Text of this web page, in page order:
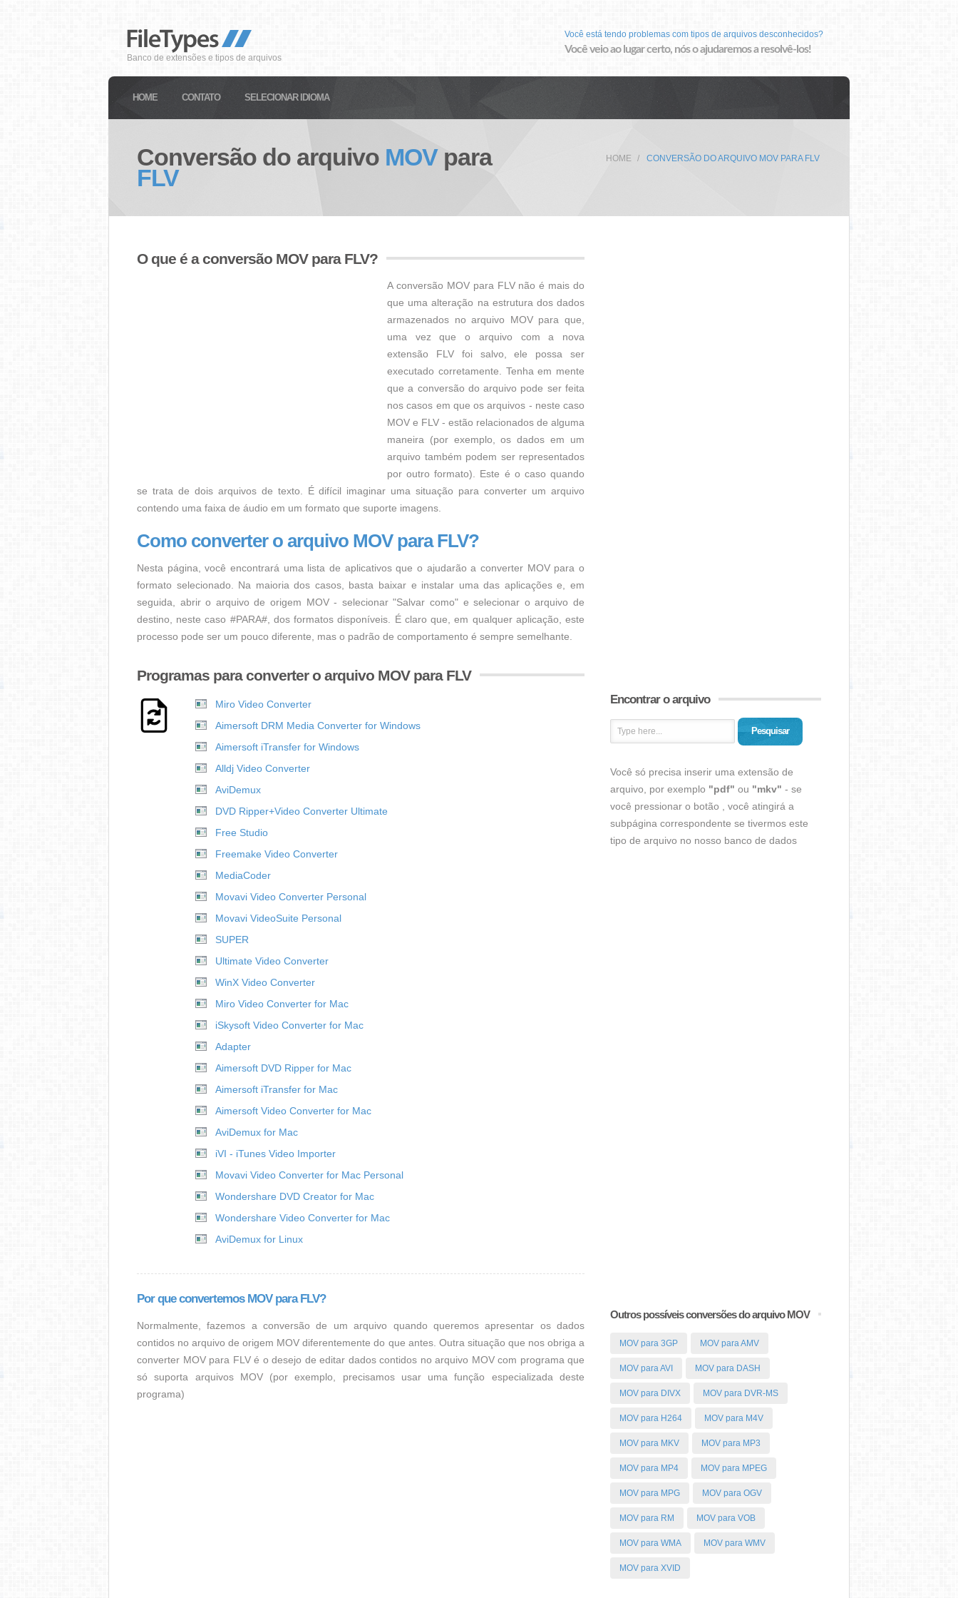
Banco de extensões e tipos de arquivos
Você está tendo problemas com tipos de arquivos desconhecidos?
Você veio ao lugar certo, nós o ajudaremos a resolvê-los!
HOME CONTATO SELECIONAR IDIOMA
Conversão do arquivo MOVpara
FLV
HOME CONVERSÃO DO ARQUIVO MOV PARA FLV
O que é a conversão MOV para FLV?
A conversão MOV para FLV não é mais do
que uma alteração na estrutura dos dados
armazenados no arquivo MOV para que,
uma vez que o arquivo com a nova
extensão FLV foi salvo, ele possa ser
executado corretamente. Tenha em mente
que a conversão do arquivo pode ser feita
nos casos em que os arquivos - neste caso
MOV e FLV - estão relacionados de alguma
maneira (por exemplo, os dados em um
arquivo também podem ser representados
por outro formato). Este é o caso quando
se trata de dois arquivos de texto. É difícil imaginar uma situação para converter um arquivo
contendo uma faixa de áudio em um formato que suporte imagens.
Como converter o arquivo MOV para FLV?
Nesta página, você encontrará uma lista de aplicativos que o ajudarão a converter MOV para o
formato selecionado. Na maioria dos casos, basta baixar e instalar uma das aplicações e, em
seguida, abrir o arquivo de origem MOV - selecionar "Salvar como" e selecionar o arquivo de
destino, neste caso #PARA#, dos formatos disponíveis. É claro que, em qualquer aplicação, este
processo pode ser um pouco diferente, mas o padrão de comportamento é sempre semelhante.
Programas para converter o arquivo MOV para FLV
Miro Video Converter
Aimersoft DRM Media Converter for Windows
Aimersoft iTransfer for Windows
Alldj Video Converter
AviDemux
DVD Ripper+Video Converter Ultimate
Free Studio
Freemake Video Converter
MediaCoder
Movavi Video Converter Personal
Movavi VideoSuite Personal
SUPER
Ultimate Video Converter
WinX Video Converter
Miro Video Converter for Mac
iSkysoft Video Converter for Mac
Adapter
Aimersoft DVD Ripper for Mac
Aimersoft iTransfer for Mac
Aimersoft Video Converter for Mac
AviDemux for Mac
iVI - iTunes Video Importer
Movavi Video Converter for Mac Personal
Wondershare DVD Creator for Mac
Wondershare Video Converter for Mac
AviDemux for Linux
Por que convertemos MOV para FLV?
Normalmente, fazemos a conversão de um arquivo quando queremos apresentar os dados
contidos no arquivo de origem MOV diferentemente do que antes. Outra situação que nos obriga a
converter MOV para FLV é o desejo de editar dados contidos no arquivo MOV com programa que
só suporta arquivos MOV (por exemplo, precisamos usar uma função especializada deste
programa)
Encontrar o arquivo
Pesquisar
Você só precisa inserir uma extensão de
arquivo, por exemplo "pdf" ou "mkv" - se
você pressionar o botão , você atingirá a
subpágina correspondente se tivermos este
tipo de arquivo no nosso banco de dados
Outros possíveis conversões do arquivo MOV
MOV para 3GP MOV para AMV
MOV para AVI MOV para DASH
MOV para DIVX MOV para DVR-MS
MOV para H264 MOV para M4V
MOV para MKV MOV para MP3
MOV para MP4 MOV para MPEG
MOV para MPG MOV para OGV
MOV para RM MOV para VOB
MOV para WMA MOV para WMV
MOV para XVID